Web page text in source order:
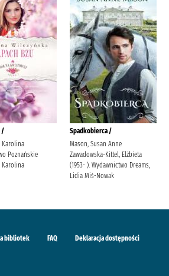
/
Karolina
Poznańskie
Karolina
Spadkobierca /
Mason, Susan Anne
Zawadowska-Kittel, Elżbieta
(1953- ). Wydawnictwo Dreams,
Lidia Miś-Nowak
bibliotek FAQ Deklaracja dostępności